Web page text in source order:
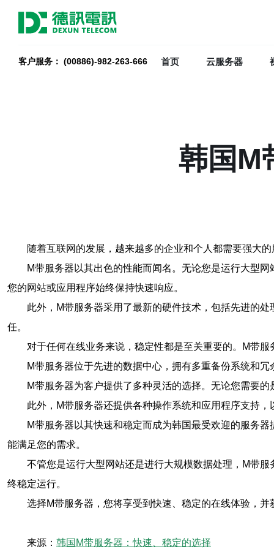
客户服务： (00886)-982-263-666 首页 云服务器
韩国M
随着互联网的发展，越来越多的企业和个人都需要强大
M带服务器以其出色的性能而闻名。无论您是运行大型
您的网站或应用程序始终保持快速响应。
此外，M带服务器采用了最新的硬件技术，包括先进的
任。
对于任何在线业务来说，稳定性都是至关重要的。M带
M带服务器位于先进的数据中心，拥有多重备份系统和
M带服务器为客户提供了多种灵活的选择。无论您需要
此外，M带服务器还提供各种操作系统和应用程序支持
M带服务器以其快速和稳定而成为韩国最受欢迎的服务
能满足您的需求。
不管您是运行大型网站还是进行大规模数据处理，M带
终稳定运行。
选择M带服务器，您将享受到快速、稳定的在线体验，
来源： 韩国M带服务器：快速、稳定的选择